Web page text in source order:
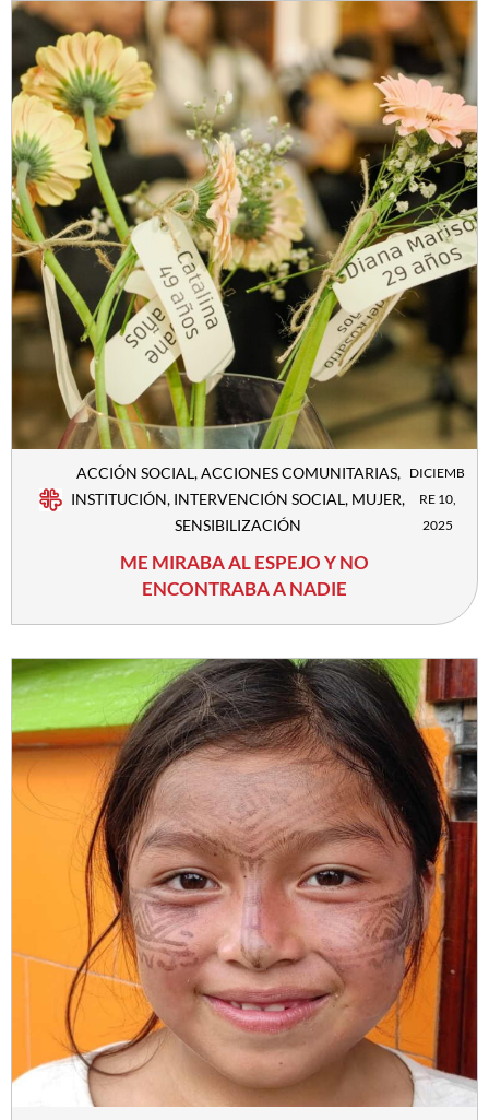
ACCIÓN SOCIAL,ACCIONES COMUNITARIAS,
INSTITUCIÓN, INTERVENCIÓN SOCIAL, MUJER,
SENSIBILIZACIÓN
DICIEMB
RE 10,
2025
ME MIRABA AL ESPEJO Y NO
ENCONTRABA A NADIE